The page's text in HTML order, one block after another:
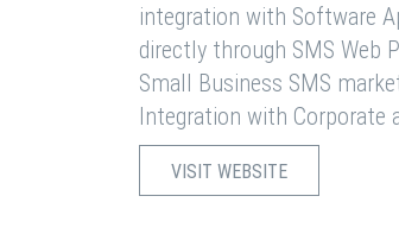
integration with Software
directly through SMS Web
Small Business SMS
Integration with Corporate
VISIT WEBSITE